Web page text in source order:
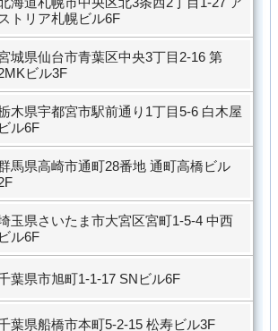
ストリア札幌ビル6F
城県仙台市青葉区中央3丁目2-16 第
ビル3F
木県宇都宮市駅前通り1丁目5-6 白木屋
ビル6F
馬県高崎市通町28番地 通町高橋ビル
玉県さいたま市大宮区宮町1-5-4 中西
ビル6F
葉県市旭町1-1-17 SNビル6F
葉県船橋市本町5-2-15 松寿ビル3F